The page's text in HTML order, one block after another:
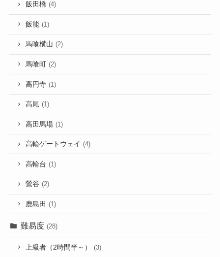
飯田橋 (4)
飯能 (1)
馬喰横山 (2)
馬喰町 (2)
高円寺 (1)
高尾 (1)
高田馬場 (1)
高輪ゲートウェイ (4)
高輪台 (1)
鶯谷 (2)
鹿島田 (1)
難易度 (28)
上級者（2時間半～） (3)